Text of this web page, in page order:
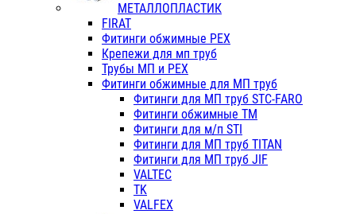
МЕТАЛЛОПЛАСТИК
FIRAT
Фитинги обжимные PEX
Крепежи для мп труб
Трубы МП и PEX
Фитинги обжимные для МП труб
Фитинги для МП труб STC-FARO
Фитинги обжимные ТМ
Фитинги для м/п STI
Фитинги для МП труб TITAN
Фитинги для МП труб JIF
VALTEC
TK
VALFEX